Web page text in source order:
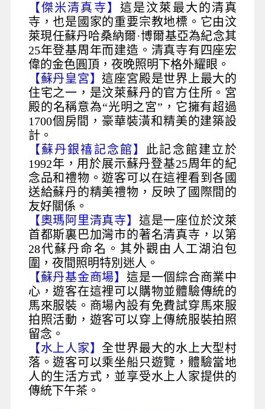
【傑米清真寺】 這是汶萊最大的清真
寺，也是國家的重要宗教地標。它由汶
萊現任蘇丹哈桑納爾·博爾基亞為紀念其
25年登基周年而建造。清真寺有四座宏
偉的金色圓頂，夜晚照明下格外耀眼。
【蘇丹皇宮】這座宮殿是世界上最大的
住宅之一，是汶萊蘇丹的官方住所。宮
殿的名稱意為“光明之宮”，它擁有超過
1700個房間，豪華裝潢和精美的建築設
計。
【蘇丹銀禧記念館】 此記念館建立於
1992年，用於展示蘇丹登基25周年的紀
念品和禮物。遊客可以在這裡看到各國
送給蘇丹的精美禮物，反映了國際間的
友好關係。
【奧瑪阿里清真寺】 這是一座位於汶萊
首都斯裏巴加灣市的著名清真寺，以第
28代蘇丹命名。其外觀由人工湖泊包
圍，夜間照明特別迷人。
【蘇丹基金商場】 這是一個綜合商業中
心，遊客在這裡可以購物並體驗傳統的
馬來服裝。商場內設有免費試穿馬來服
拍照活動，遊客可以穿上傳統服裝拍照
留念。
【水上人家】 全世界最大的水上大型村
落。遊客可以乘坐船只遊覽，體驗當地
人的生活方式，並享受水上人家提供的
傳統下午茶。